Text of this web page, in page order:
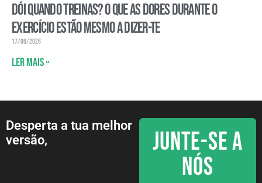
Dói quando treinas? O que as dores durante o
exercício estão mesmo a dizer-te
17/06/2026
Ler mais »
Desperta a tua melhor
versão,
JUNTE-SE A
NÓS